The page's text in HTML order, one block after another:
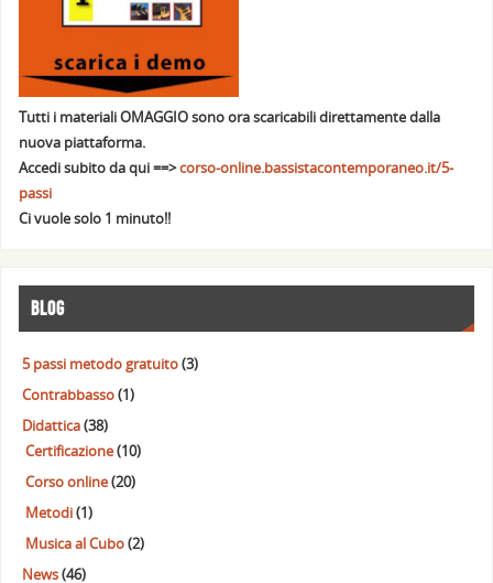
Tutti i materiali OMAGGIO sono ora scaricabili direttamente dalla
nuova piattaforma.
Accedi subito da qui ==>corso-online.bassistacontemporaneo.it/5-
passi
Ci vuole solo 1 minuto!!
BLOG
5 passi metodo gratuito(3)
Contrabbasso(1)
Didattica(38)
Certificazione(10)
Corso online(20)
Metodi(1)
Musica al Cubo(2)
News(46)